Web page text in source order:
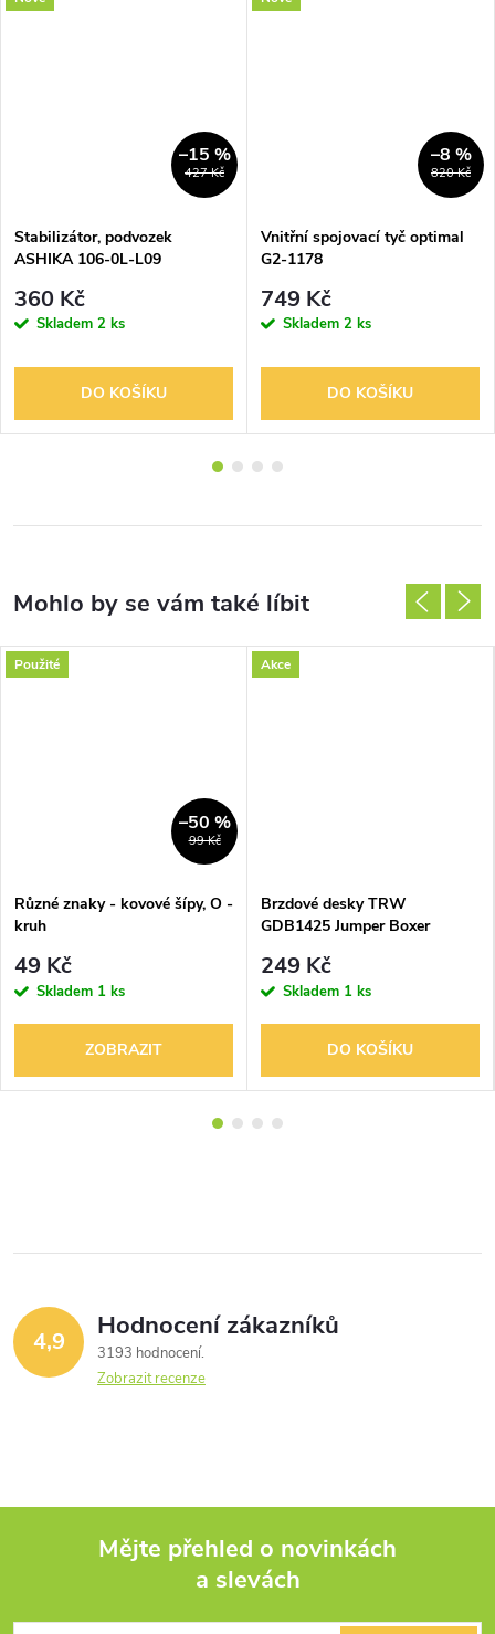
427 Kč
–15 %
Stabilizátor, podvozek
ASHIKA 106-0L-L09
360 Kč
Skladem 2 ks
DO KOŠÍKU
820 Kč
–8 %
Vnitřní spojovací tyč optimal
G2-1178
749 Kč
Skladem 2 ks
DO KOŠÍKU
Použité
99 Kč
–50 %
Různé znaky - kovové šípy, O -
kruh
49 Kč
Skladem 1 ks
ZOBRAZIT
Akce
Brzdové desky TRW
GDB1425 Jumper Boxer
249 Kč
Skladem 1 ks
DO KOŠÍKU
4,9 Hodnocení zákazníků
3193 hodnocení
Zobrazit recenze
Mějte přehled o novinkách
a slevách